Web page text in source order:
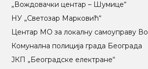
„Вождовачки центар – Шумице“
НУ „Светозар Марковић“
Центар МO за локалну самоуправу
Комунална полиција града Београда
ЈКП „Београдске електране“